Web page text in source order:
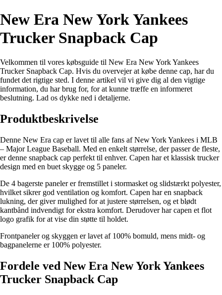
New Era New York Yankees
Trucker Snapback Cap
Velkommen til vores købsguide til New Era New York Yankees
Trucker Snapback Cap. Hvis du overvejer at købe denne cap, har du
fundet det rigtige sted. I denne artikel vil vi give dig al den vigtige
information, du har brug for, for at kunne træffe en informeret
beslutning. Lad os dykke ned i detaljerne.
Produktbeskrivelse
Denne New Era cap er lavet til alle fans af New York Yankees i MLB
– Major League Baseball. Med en enkelt størrelse, der passer de fleste,
er denne snapback cap perfekt til enhver. Capen har et klassisk trucker
design med en buet skygge og 5 paneler.
De 4 bagerste paneler er fremstillet i stormasket og slidstærkt polyester,
hvilket sikrer god ventilation og komfort. Capen har en snapback
lukning, der giver mulighed for at justere størrelsen, og et blødt
kantbånd indvendigt for ekstra komfort. Derudover har capen et flot
logo grafik for at vise din støtte til holdet.
Frontpaneler og skyggen er lavet af 100% bomuld, mens midt- og
bagpanelerne er 100% polyester.
Fordele ved New Era New York Yankees
Trucker Snapback Cap